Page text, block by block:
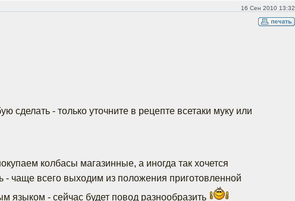
16 Сен 2010 13:32
сделать - только уточните в рецепте всетаки муку или
колбасы магазинные, а иногда так хочется
- чаще всего выходим из положения приготовленной
языком - сейчас будет повод разнообразить